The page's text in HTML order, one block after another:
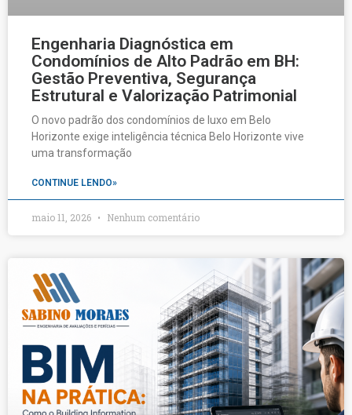
Engenharia Diagnóstica em
Condomínios de Alto Padrão em BH:
Gestão Preventiva, Segurança
Estrutural e Valorização Patrimonial
O novo padrão dos condomínios de luxo em Belo
Horizonte exige inteligência técnica Belo Horizonte vive
uma transformação
CONTINUE LENDO»
maio 11, 2026 Nenhum comentário